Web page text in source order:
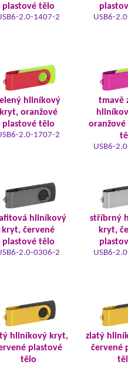
plastové tělo
2.0-1407-2 USB6-
hliníkový
kryt, oranžové
plastové tělo
2.0-1707-2
tmavě
oranžové
USB6-
hliníkový
kryt, červené
plastové tělo
2.0-0306-2
stříbrný
kryt,
USB6-
hliníkový kryt,
plastové
tělo
zlatý
červené